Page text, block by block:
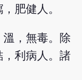
肥健人。
溫，無毒。除
利病人。諸